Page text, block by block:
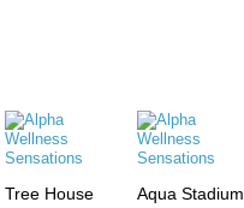
Tree House
Aqua Stadium,